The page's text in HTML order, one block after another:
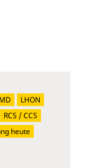
LHON
RCS / CCS
heute